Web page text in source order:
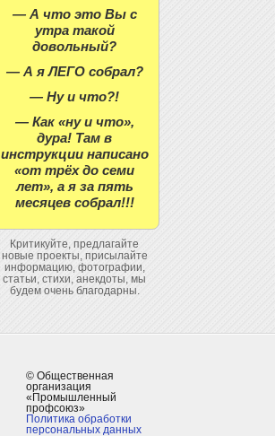
— А что это Вы с
утра такой
довольный?
— А я ЛЕГО собрал?
— Ну и что?!
— Как «ну и что»,
дура! Там в
инструкции написано
«от трёх до семи
лет», а я за пять
месяцев собрал!!!
Критикуйте, предлагайте
новые проекты, присылайте
информацию, фотографии,
статьи, стихи, анекдоты, мы
будем очень благодарны.
© Общественная
организация
«Промышленный
профсоюз»
Политика обработки
персональных данных